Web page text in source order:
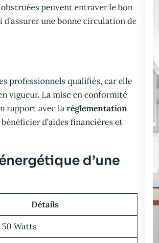
peuvent entraver le bon
une bonne circulation de
professionnels qualifiés, car elle
vigueur. La mise en conformité
rapport avec laréglementation
d’aides financières et
d’une
Détails
Watts